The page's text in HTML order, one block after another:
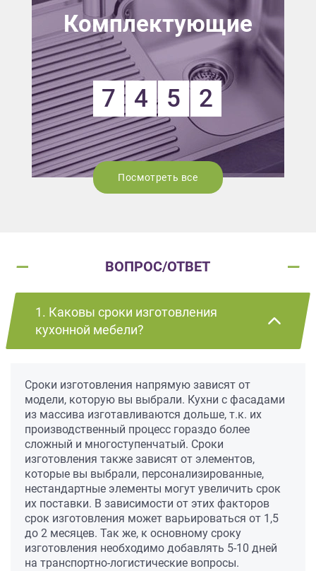
Комплектующие
7 4 5 2
Посмотреть все
ВОПРОС/ОТВЕТ
1. Каковы сроки изготовления
кухонной мебели?
Сроки изготовления напрямую зависят от
модели, которую вы выбрали. Кухни с фасадами
из массива изготавливаются дольше, т.к. их
производственный процесс гораздо более
сложный и многоступенчатый. Сроки
изготовления также зависят от элементов,
которые вы выбрали, персонализированные,
нестандартные элементы могут увеличить срок
их поставки. В зависимости от этих факторов
срок изготовления может варьироваться от 1,5
до 2 месяцев. Так же, к основному сроку
изготовления необходимо добавлять 5-10 дней
на транспортно-логистические вопросы.